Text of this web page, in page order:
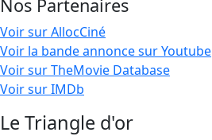
Nos Partenaires
Voir sur AllocCiné
Voir la bande annonce sur Youtube
Voir sur TheMovie Database
Voir sur IMDb
Le Triangle d'or